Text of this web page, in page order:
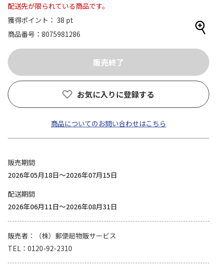
配送先が限られている商品です。
獲得ポイント： 38 pt
商品番号
8075981286
お気に入りに登録する
商品についてのお問い合わせはこちら
販売期間
2026年05月18日～2026年07月15日
配送期間
2026年06月11日～2026年08月31日
販売者
（株）郵便局物販サービス
TEL
0120-92-2310